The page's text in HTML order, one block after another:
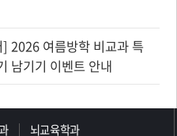
2026 여름방학 비교과 특
남기기 이벤트 안내
뇌교육학과